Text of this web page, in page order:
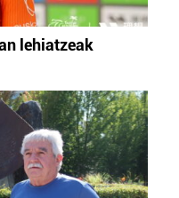
lehiatzeak